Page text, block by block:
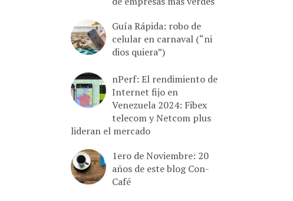
Guía Rápida: robo de
celular en carnaval (“ni
dios quiera”)
nPerf: El rendimiento de
Internet fijo en
Venezuela 2024: Fibex
telecom y Netcom plus
lideran el mercado
1ero de Noviembre: 20
años de este blog Con-
Café